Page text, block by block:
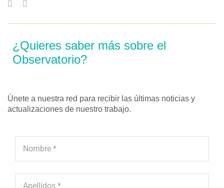
¿Quieres saber más sobre el
Observatorio?
Únete a nuestra red para recibir las últimas noticias y
actualizaciones de nuestro trabajo.